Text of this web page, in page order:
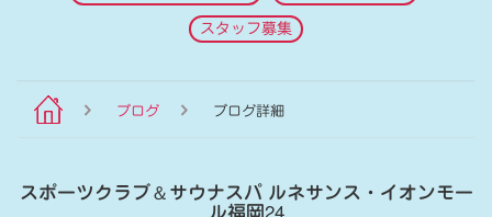
スタッフ募集
ブログ ブログ詳細
スポーツクラブ＆サウナスパ ルネサンス・イオンモー
ル福岡24